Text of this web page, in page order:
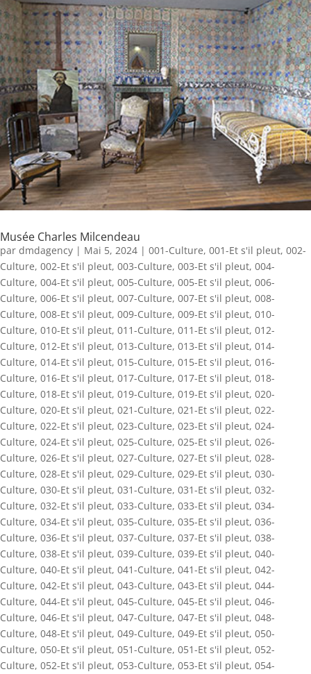
Musée Charles Milcendeau
par dmdagency | Mai 5, 2024 | 001-Culture, 001-Et s'il pleut, 002-
Culture, 002-Et s'il pleut, 003-Culture, 003-Et s'il pleut, 004-
Culture, 004-Et s'il pleut, 005-Culture, 005-Et s'il pleut, 006-
Culture, 006-Et s'il pleut, 007-Culture, 007-Et s'il pleut, 008-
Culture, 008-Et s'il pleut, 009-Culture, 009-Et s'il pleut, 010-
Culture, 010-Et s'il pleut, 011-Culture, 011-Et s'il pleut, 012-
Culture, 012-Et s'il pleut, 013-Culture, 013-Et s'il pleut, 014-
Culture, 014-Et s'il pleut, 015-Culture, 015-Et s'il pleut, 016-
Culture, 016-Et s'il pleut, 017-Culture, 017-Et s'il pleut, 018-
Culture, 018-Et s'il pleut, 019-Culture, 019-Et s'il pleut, 020-
Culture, 020-Et s'il pleut, 021-Culture, 021-Et s'il pleut, 022-
Culture, 022-Et s'il pleut, 023-Culture, 023-Et s'il pleut, 024-
Culture, 024-Et s'il pleut, 025-Culture, 025-Et s'il pleut, 026-
Culture, 026-Et s'il pleut, 027-Culture, 027-Et s'il pleut, 028-
Culture, 028-Et s'il pleut, 029-Culture, 029-Et s'il pleut, 030-
Culture, 030-Et s'il pleut, 031-Culture, 031-Et s'il pleut, 032-
Culture, 032-Et s'il pleut, 033-Culture, 033-Et s'il pleut, 034-
Culture, 034-Et s'il pleut, 035-Culture, 035-Et s'il pleut, 036-
Culture, 036-Et s'il pleut, 037-Culture, 037-Et s'il pleut, 038-
Culture, 038-Et s'il pleut, 039-Culture, 039-Et s'il pleut, 040-
Culture, 040-Et s'il pleut, 041-Culture, 041-Et s'il pleut, 042-
Culture, 042-Et s'il pleut, 043-Culture, 043-Et s'il pleut, 044-
Culture, 044-Et s'il pleut, 045-Culture, 045-Et s'il pleut, 046-
Culture, 046-Et s'il pleut, 047-Culture, 047-Et s'il pleut, 048-
Culture, 048-Et s'il pleut, 049-Culture, 049-Et s'il pleut, 050-
Culture, 050-Et s'il pleut, 051-Culture, 051-Et s'il pleut, 052-
Culture, 052-Et s'il pleut, 053-Culture, 053-Et s'il pleut, 054-